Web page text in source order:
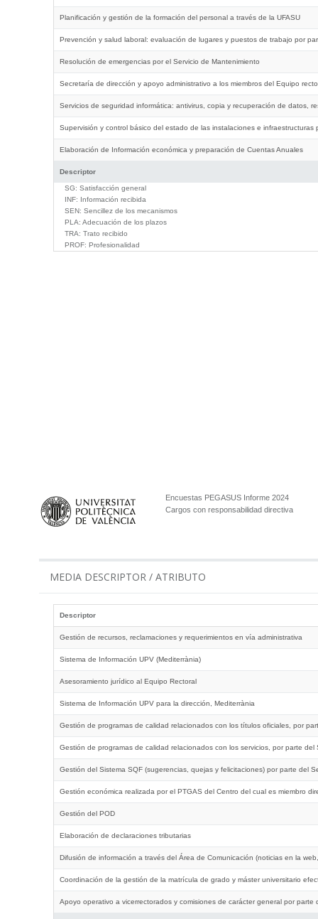
Descriptor
Planificación y gestión de la formación del personal a través de la UFASU
Prevención y salud laboral: evaluación de lugares y puestos de trabajo por
Resolución de emergencias por el Servicio de Mantenimiento
Secretaría de dirección y apoyo administrativo a los miembros del Equipo
Servicios de seguridad informática: antivirus, copia y recuperación de datos,
Supervisión y control básico del estado de las instalaciones e
Elaboración de Información económica y preparación de Cuentas Anuales
SG: Satisfacción general
INF: Información recibida
SEN: Sencillez de los mecanismos
PLA: Adecuación de los plazos
TRA: Trato recibido
PROF: Profesionalidad
Encuestas PEGASUS Informe 2024
Cargos con responsabilidad directiva
MEDIA DESCRIPTOR / ATRIBUTO
Descriptor
Gestión de recursos, reclamaciones y requerimientos en vía administrativa
Sistema de Información UPV (Mediterrània)
Asesoramiento jurídico al Equipo Rectoral
Sistema de Información UPV para la dirección, Mediterrània
Gestión de programas de calidad relacionados con los títulos oficiales, por
Gestión de programas de calidad relacionados con los servicios, por parte
Gestión del Sistema SQF (sugerencias, quejas y felicitaciones) por parte del
Gestión económica realizada por el PTGAS del Centro del cual es miembro
Gestión del POD
Elaboración de declaraciones tributarias
Difusión de información a través del Área de Comunicación (noticias en la
Coordinación de la gestión de la matrícula de grado y máster universitario
Apoyo operativo a vicerrectorados y comisiones de carácter general por parte